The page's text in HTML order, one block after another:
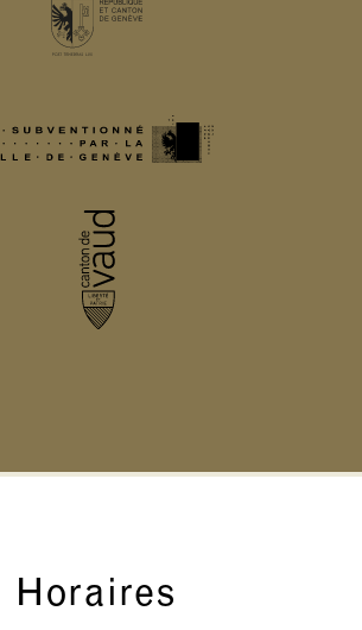
Horaires